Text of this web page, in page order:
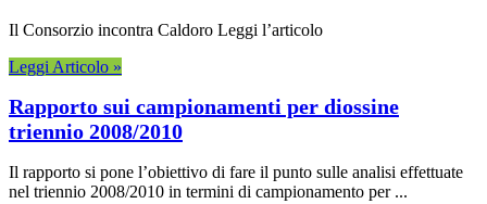
Il Consorzio incontra Caldoro Leggi l’articolo
Leggi Articolo »
Rapporto sui campionamenti per diossine
triennio 2008/2010
Il rapporto si pone l’obiettivo di fare il punto sulle analisi effettuate
nel triennio 2008/2010 in termini di campionamento per ...